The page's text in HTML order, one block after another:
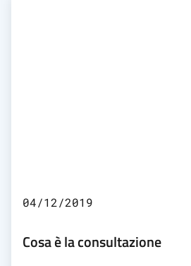
04/12/2019
Cosa è la consultazione